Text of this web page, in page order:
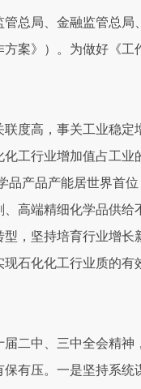
总局、金融监管总局
案》）。为做好《
度高，事关工业稳定
工行业增加值占工业
品产品产能居世界首
高端精细化学品供给
，坚持培育行业增长
石化化工行业质的有
二中、三中全会精神
有压。一是坚持系统